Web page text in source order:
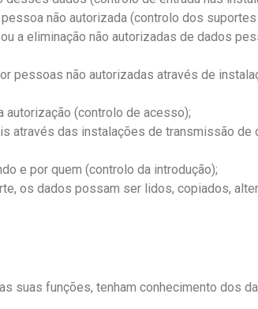
não autorizada (controlo dos
a eliminação não autorizadas de dados
pessoas não autorizadas através de
(controlo de acesso);
através das instalações de transmissão de
e por quem (controlo da introdução);
os dados possam ser lidos, copiados,
suas funções, tenham conhecimento dos